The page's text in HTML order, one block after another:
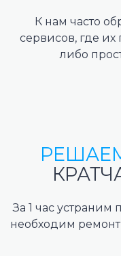
К нам часто
сервисов, где
либо
За 1 час устраним
необходим